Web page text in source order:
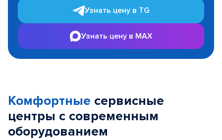
Узнать цену в TG
Узнать цену в MAX
Комфортные сервисные
центры с современным
оборудованием